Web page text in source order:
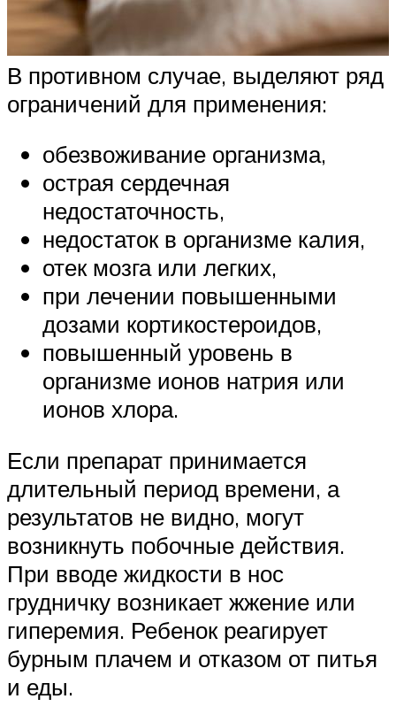
В противном случае, выделяют ряд
ограничений для применения:
обезвоживание организма,
острая сердечная
недостаточность,
недостаток в организме калия,
отек мозга или легких,
при лечении повышенными
дозами кортикостероидов,
повышенный уровень в
организме ионов натрия или
ионов хлора.
Если препарат принимается
длительный период времени, а
результатов не видно, могут
возникнуть побочные действия.
При вводе жидкости в нос
грудничку возникает жжение или
гиперемия. Ребенок реагирует
бурным плачем и отказом от питья
и еды.